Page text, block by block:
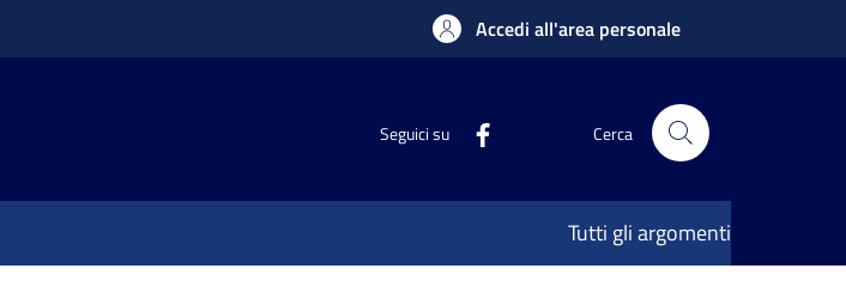
Accedi all'area personale
Seguici su Cerca
Tutti gli argomenti